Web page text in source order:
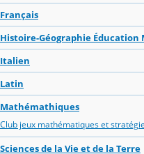
Français
Histoire-Géographie Éducation
Italien
Latin
Mathémathiques
Club jeux mathématiques et
Sciences de la Vie et de la Terre